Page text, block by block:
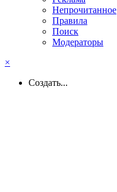
Непрочитанное
Правила
Поиск
Модераторы
×
Создать...